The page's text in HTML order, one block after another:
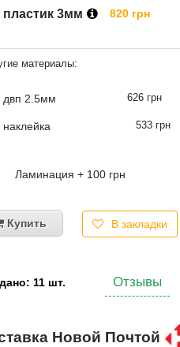
пластик 3мм 820 грн
двп 2.5мм 626 грн
наклейка 533 грн
Ламинация + 100 грн
Купить В закладки
11 шт. Отзывы
Новой Почтой